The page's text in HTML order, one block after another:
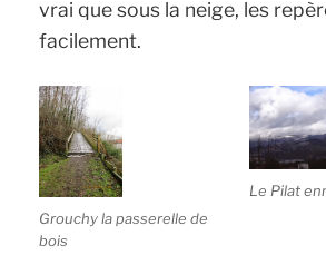
vrai que sous la neige, les
facilement.
Grouchy la passerelle de
bois
Le Pilat